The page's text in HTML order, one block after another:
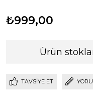
₺999,00
Ürün
TAVSIYE ET